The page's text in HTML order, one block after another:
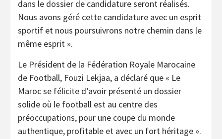
dans le dossier de candidature seront réalisés.
Nous avons géré cette candidature avec un esprit
sportif et nous poursuivrons notre chemin dans le
même esprit ».
Le Président de la Fédération Royale Marocaine
de Football, Fouzi Lekjaa, a déclaré que « Le
Maroc se félicite d’avoir présenté un dossier
solide où le football est au centre des
préoccupations, pour une coupe du monde
authentique, profitable et avec un fort héritage ».